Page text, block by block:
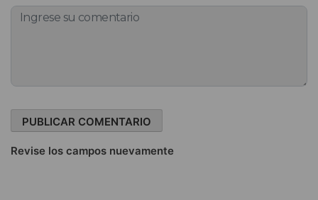
Revise los campos nuevamente